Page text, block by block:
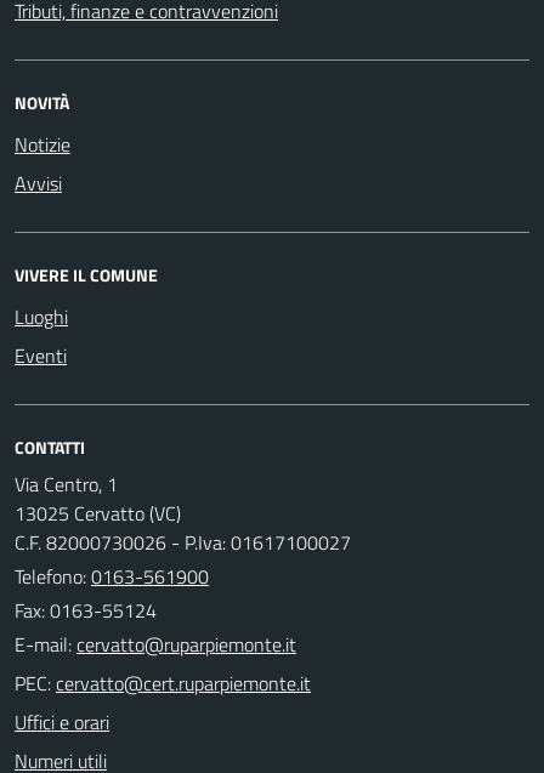
Tributi, finanze e contravvenzioni
NOVITÀ
Notizie
Avvisi
VIVERE IL COMUNE
Luoghi
Eventi
CONTATTI
Via Centro, 1
13025 Cervatto (VC)
C.F. 82000730026 - P.Iva: 01617100027
Telefono:0163-561900
Fax: 0163-55124
E-mail:
PEC:
Uffici e orari
Numeri utili